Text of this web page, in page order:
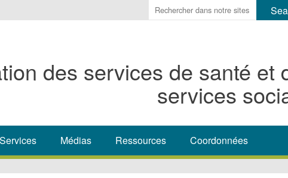
Enter
the
to
search
for.
des services de santé et
services
Services Médias Ressources Coordonnées